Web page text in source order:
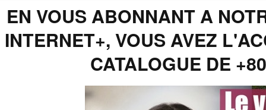
EN VOUS ABONNANT A
INTERNET+, VOUS AVEZ
CATALOGUE DE